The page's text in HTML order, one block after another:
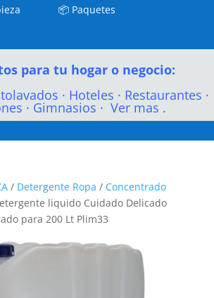
📦 Paquetes
para tu hogar o negocio:
· Hoteles · Restaurantes ·
· Gimnasios · Ver mas .
/ Detergente Ropa / Concentrado
liquido Cuidado Delicado
para 200 Lt Plim33